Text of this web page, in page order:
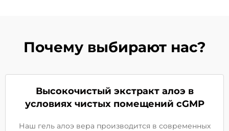
Почему выбирают нас?
Высокочистый экстракт алоэ в
условиях чистых помещений cGMP
Наш гель алоэ вера производится в современных